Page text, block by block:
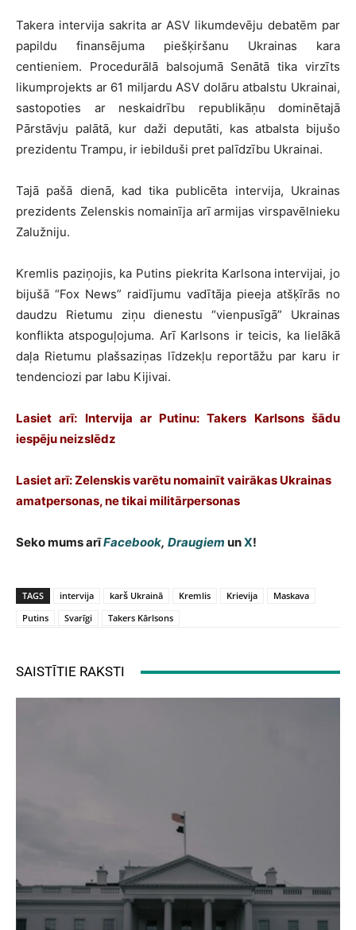
Takera intervija sakrita ar ASV likumdevēju debatēm par
papildu finansējuma piešķiršanu Ukrainas kara
centieniem. Procedurālā balsojumā Senātā tika virzīts
likumprojekts ar 61 miljardu ASV dolāru atbalstu Ukrainai,
sastopoties ar neskaidrību republikāņu dominētajā
Pārstāvju palātā, kur daži deputāti, kas atbalsta bijušo
prezidentu Trampu, ir iebilduši pret palīdzību Ukrainai.
Tajā pašā dienā, kad tika publicēta intervija, Ukrainas
prezidents Zelenskis nomainīja arī armijas virspavēlnieku
Zalužniju.
Kremlis paziņojis, ka Putins piekrita Karlsona intervijai, jo
bijušā “Fox News” raidījumu vadītāja pieeja atšķīrās no
daudzu Rietumu ziņu dienestu “vienpusīgā” Ukrainas
konflikta atspoguļojuma. Arī Karlsons ir teicis, ka lielākā
daļa Rietumu plašsaziņas līdzekļu reportāžu par karu ir
tendenciozi par labu Kijivai.
Lasiet arī: Intervija ar Putinu: Takers Karlsons šādu
iespēju neizslēdz
Lasiet arī:Zelenskis varētu nomainīt vairākas Ukrainas
amatpersonas, ne tikai militārpersonas
Seko mums arīFacebook, Draugiem unX!
TAGS intervija karš Ukrainā Kremlis Krievija
Maskava
Putins
Svarīgi Takers Kārlsons
SAISTĪTIE RAKSTI